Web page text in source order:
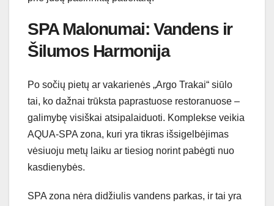
SPA Malonumai: Vandens ir
Šilumos Harmonija
Po sočių pietų ar vakarienės „Argo Trakai“ siūlo
tai, ko dažnai trūksta paprastuose restoranuose –
galimybę visiškai atsipalaiduoti. Komplekse veikia
AQUA-SPA zona, kuri yra tikras išsigelbėjimas
vėsiuoju metų laiku ar tiesiog norint pabėgti nuo
kasdienybės.
SPA zona nėra didžiulis vandens parkas, ir tai yra